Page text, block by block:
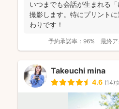
いつまでも会話が生まれる
撮影します。特にプリント
わりです！
予約承諾率： 96% 最終ア
Takeuchi mina
4.6 (14)